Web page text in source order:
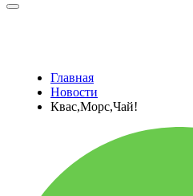
Главная
Новости
Квас,Морс,Чай!